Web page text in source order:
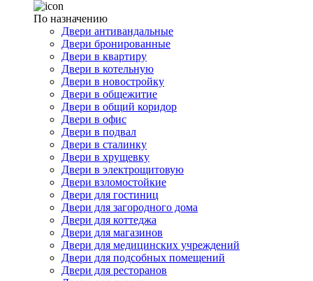
По назначению
Двери антивандальные
Двери бронированные
Двери в квартиру
Двери в котельную
Двери в новостройку
Двери в общежитие
Двери в общий коридор
Двери в офис
Двери в подвал
Двери в сталинку
Двери в хрущевку
Двери в электрощитовую
Двери взломостойкие
Двери для гостиниц
Двери для загородного дома
Двери для коттеджа
Двери для магазинов
Двери для медицинских учреждений
Двери для подсобных помещений
Двери для ресторанов